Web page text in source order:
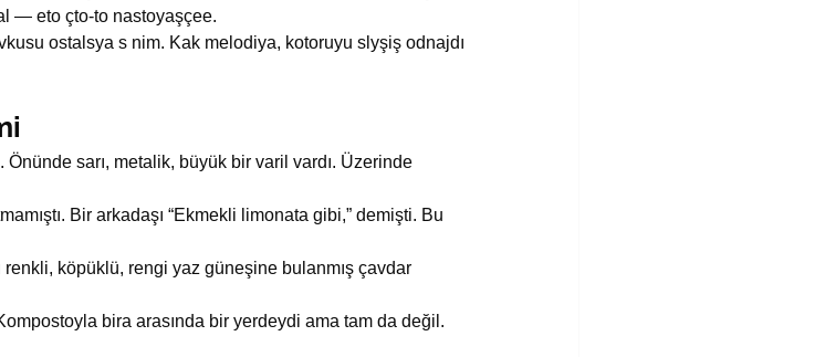
— eto çto-to nastoyaşçee.
ostalsya s nim. Kak melodiya, kotoruyu slyşiş odna­jdı
sarı, metalik, büyük bir varil vardı. Üzerinde
Bir arkadaşı “Ekmekli limonata gibi,” demişti. Bu
köpüklü, rengi yaz güneşine bulanmış çavdar
Kompostoyla bira arasında bir yerdeydi ama tam da değil.